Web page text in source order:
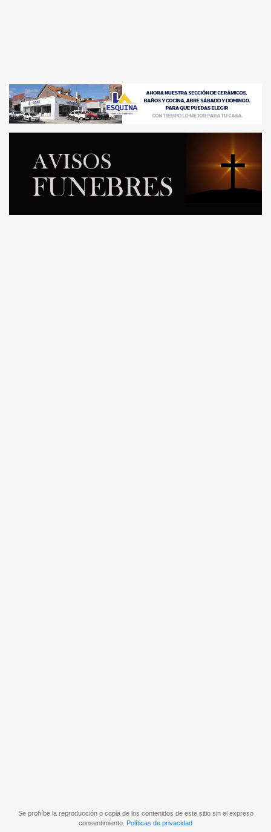
Se prohíbe la reproducción o copia de los contenidos de este sitio sin el expreso
consentimiento.
Políticas de privacidad